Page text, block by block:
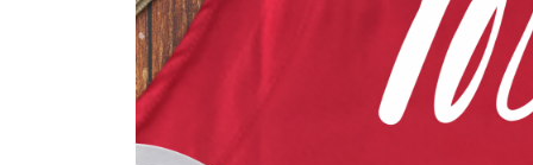
Body-uri copii personalizate
Brelocuri personalizate
Brichete personalizate
Briceag personalizat
Dop
de vin
Dozatoare de
personalizate
Genti de plaja